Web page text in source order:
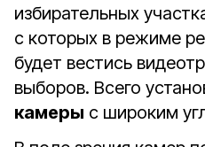
избирательных
с которых в режиме
будет вестись
выборов. Всего
камеры с широким